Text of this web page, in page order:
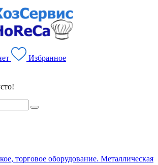
Избранное
торговое оборудование. Металлическая